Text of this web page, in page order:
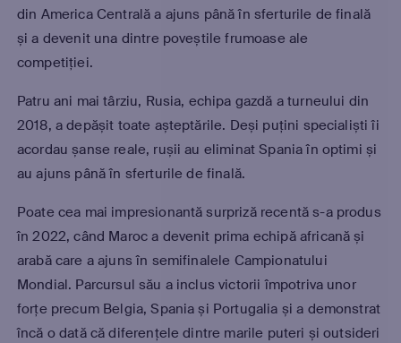
din America Centrală a ajuns până în sferturile de finală
și a devenit una dintre poveștile frumoase ale
competiției.
Patru ani mai târziu, Rusia, echipa gazdă a turneului din
2018, a depășit toate așteptările. Deși puțini specialiști îi
acordau șanse reale, rușii au eliminat Spania în optimi și
au ajuns până în sferturile de finală.
Poate cea mai impresionantă surpriză recentă s-a produs
în 2022, când Maroc a devenit prima echipă africană și
arabă care a ajuns în semifinalele Campionatului
Mondial. Parcursul său a inclus victorii împotriva unor
forțe precum Belgia, Spania și Portugalia și a demonstrat
încă o dată că diferențele dintre marile puteri și outsideri